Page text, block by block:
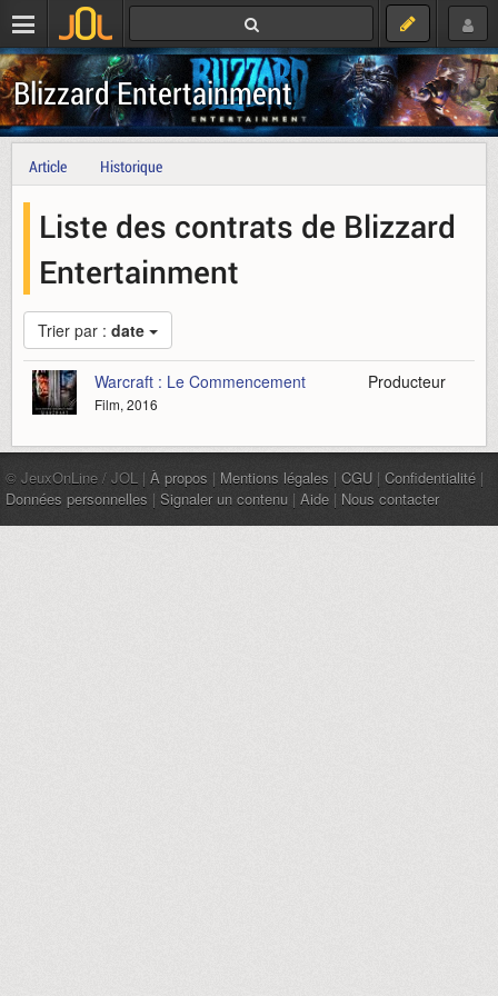
Blizzard Entertainment
Article Historique
Liste des contrats de Blizzard
Entertainment
Trier par : date
Warcraft : Le Commencement
Film, 2016
Producteur
© JeuxOnLine / JOL | À propos | Mentions légales | CGU | Confidentialité |
Données personnelles | Signaler un contenu | Aide | Nous contacter